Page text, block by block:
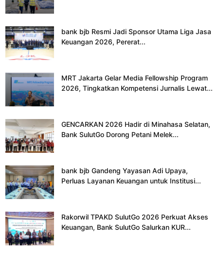
bank bjb Resmi Jadi Sponsor Utama Liga Jasa
Keuangan 2026, Pererat...
MRT Jakarta Gelar Media Fellowship Program
2026, Tingkatkan Kompetensi Jurnalis Lewat...
GENCARKAN 2026 Hadir di Minahasa Selatan,
Bank SulutGo Dorong Petani Melek...
bank bjb Gandeng Yayasan Adi Upaya,
Perluas Layanan Keuangan untuk Institusi...
Rakorwil TPAKD SulutGo 2026 Perkuat Akses
Keuangan, Bank SulutGo Salurkan KUR...